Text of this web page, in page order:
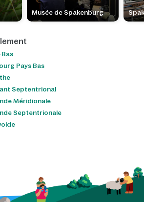
Musée de Spakenburg
Bas
Pays Bas
Septentrional
Méridionale
Septentrionale